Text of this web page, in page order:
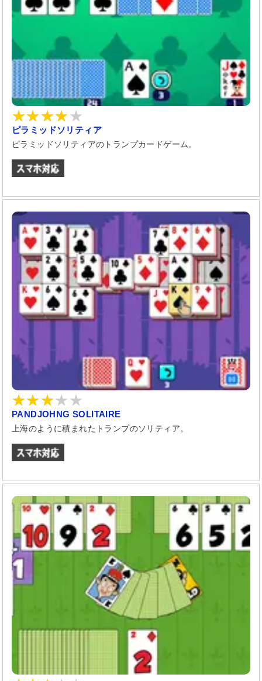
ピラミッドソリティア
ピラミッドソリティアのトランプカードゲーム。
PANDJOHNG SOLITAIRE
上海のように積まれたトランプのソリティア。